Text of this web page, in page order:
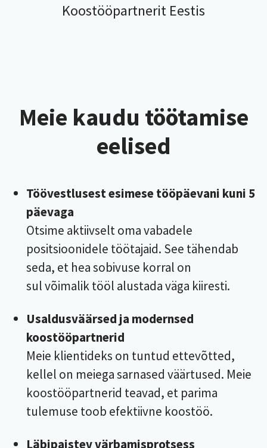
Koostööpartnerit Eestis
Meie kaudu töötamise
eelised
Töövestlusest esimese tööpäevani kuni 5
päevaga
Otsime aktiivselt oma vabadele
positsioonidele töötajaid. See tähendab
seda, et hea sobivuse korral on
sul võimalik tööl alustada väga kiiresti.
Usaldusväärsed ja modernsed
koostööpartnerid
Meie klientideks on tuntud ettevõtted,
kellel on meiega sarnased väärtused. Meie
koostööpartnerid teavad, et parima
tulemuse toob efektiivne koostöö.
Läbipaistev värbamisprotsess